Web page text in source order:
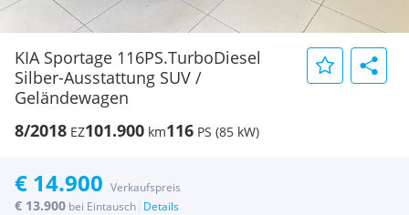
KIA Sportage 116PS.TurboDiesel
Silber-Ausstattung SUV /
Geländewagen
8/2018 EZ101.900 km116 PS (85 kW)
€ 14.900 Verkaufspreis
€ 13.900 bei Eintausch Details